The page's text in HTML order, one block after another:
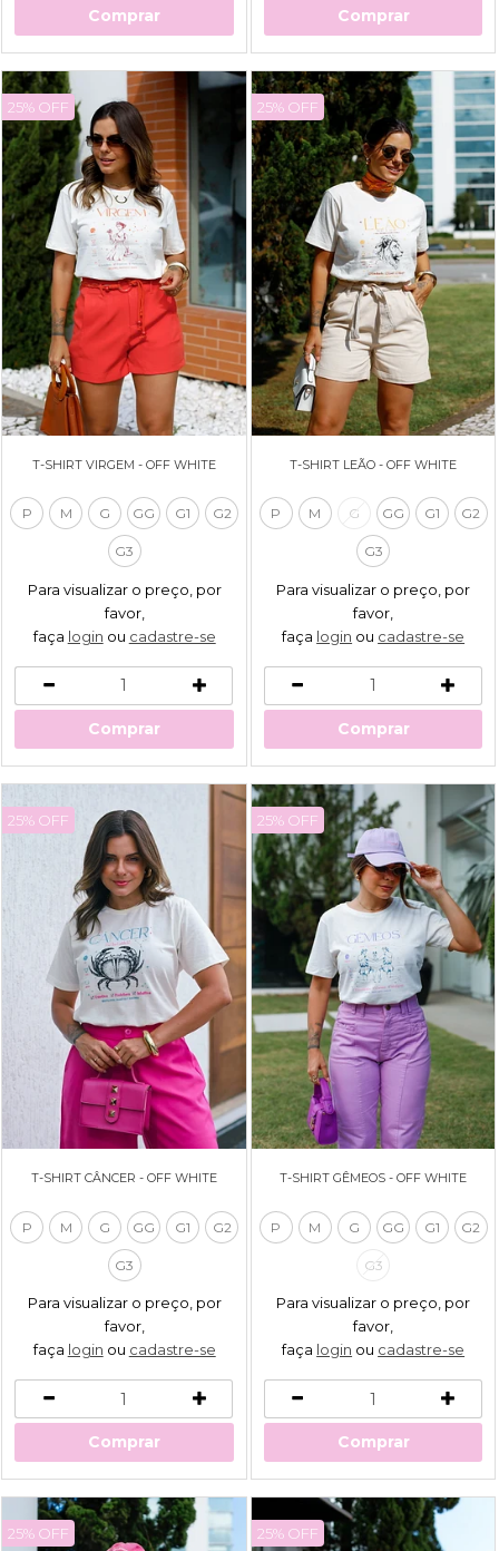
Comprar Comprar
25% OFF
T-SHIRT VIRGEM - OFF WHITE
P M G GG G1 G2
G3
Para visualizar o preço, por
favor,
faça login ou cadastre-se
Comprar
25% OFF
T-SHIRT LEÃO - OFF WHITE
P M G GG G1 G2
G3
Para visualizar o preço, por
favor,
faça login ou cadastre-se
Comprar
25% OFF
T-SHIRT CÂNCER - OFF WHITE
P M G GG G1 G2
G3
Para visualizar o preço, por
favor,
faça login ou cadastre-se
Comprar
25% OFF
T-SHIRT GÊMEOS - OFF WHITE
P M G GG G1 G2
G3
Para visualizar o preço, por
favor,
faça login ou cadastre-se
Comprar
25% OFF 25% OFF